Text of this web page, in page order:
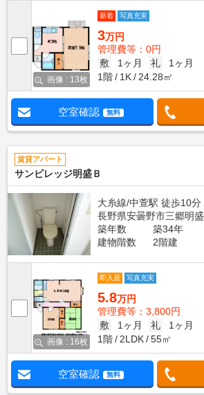
画像 : 13枚
新着 写真充実
3万円
管理費等：0円
敷
1ヶ月 礼
1ヶ月
1階
1K 24.28㎡
空室確認 無料
賃貸アパート
サンビレッジ明盛Ｂ
大糸線/中萱駅 徒歩10分
長野県安曇野市三郷明盛
築年数
築34年
建物階数
2階建
画像 : 16枚
即入居 写真充実
5.8万円
管理費等：3,800円
敷
1ヶ月 礼
1ヶ月
1階
2LDK 55㎡
空室確認 無料